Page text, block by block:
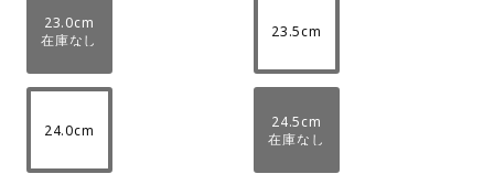
23.0cm
在庫なし
23.5cm
24.0cm
24.5cm
在庫なし